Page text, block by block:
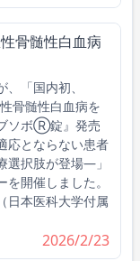
骨髄性白血病
「国内初、
骨髄性白血病を
ソボⓇ錠』発売
応とならない患者
選択肢が登場―」
開催しました。
日本医科大学付属
2026/2/23